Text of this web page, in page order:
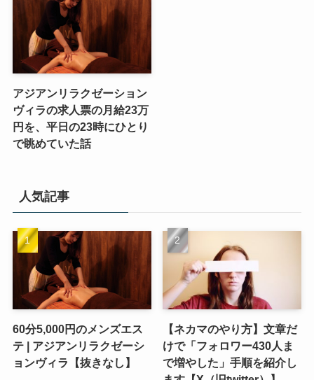
アジアンリラクゼーション
ヴィラの求人票の月給23万
円を、平日の23時にひとり
で眺めていた話
人気記事
60分5,000円のメンズエス
テ | アジアンリラクゼーシ
ョンヴィラ【抜きなし】
【ネカマのやり方】文章だ
けで「フォロワー430人ま
で増やした」手順を紹介し